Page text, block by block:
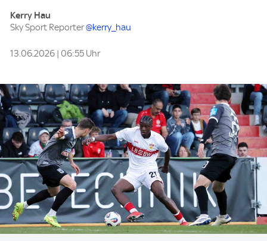
Kerry Hau
Sky Sport Reporter@kerry_hau
13.06.2026 | 06:55 Uhr